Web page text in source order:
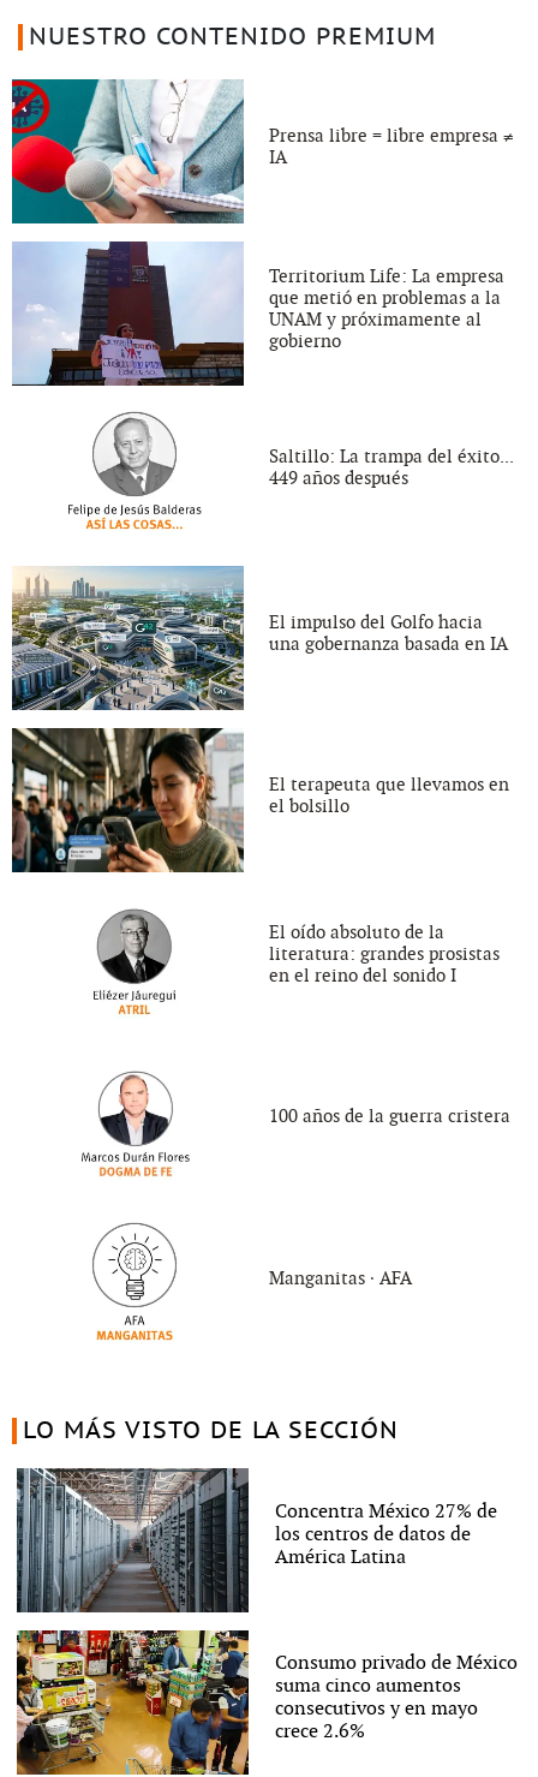
NUESTRO CONTENIDO PREMIUM
Prensa libre = libre empresa ≠
IA
Territorium Life: La empresa
que metió en problemas a la
UNAM y próximamente al
gobierno
Saltillo: La trampa del éxito...
449 años después
El impulso del Golfo hacia
una gobernanza basada en IA
El terapeuta que llevamos en
el bolsillo
El oído absoluto de la
literatura: grandes prosistas
en el reino del sonido I
100 años de la guerra cristera
Manganitas ∙ AFA
LO MÁS VISTO DE LA SECCIÓN
Concentra México 27% de
los centros de datos de
América Latina
Consumo privado de México
suma cinco aumentos
consecutivos y en mayo
crece 2.6%